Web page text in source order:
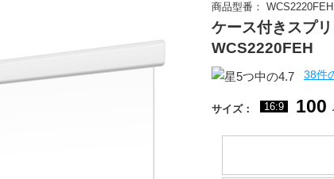
ケース付きスプ
WCS2220FEH
商品型番： WCS2220FEH
38件
サイズ： 16:9 100